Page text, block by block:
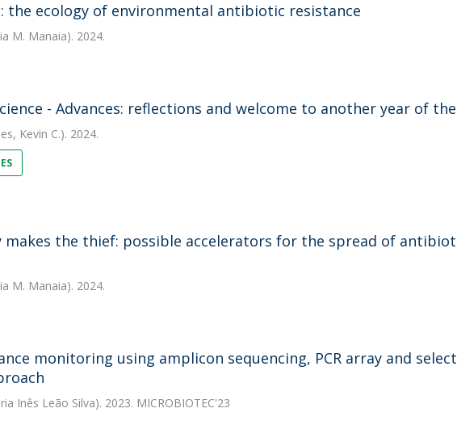
the ecology of environmental antibiotic resistance
M. Manaia). 2024.
- Advances: reflections and welcome to another year of
Kevin C.). 2024.
the thief: possible accelerators for the spread of
M. Manaia). 2024.
monitoring using amplicon sequencing, PCR array and
Inês Leão Silva). 2023. MICROBIOTEC'23